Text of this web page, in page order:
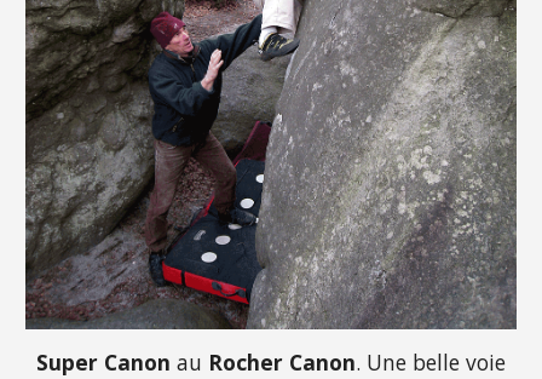
Super Canon au Rocher Canon. Une belle voie